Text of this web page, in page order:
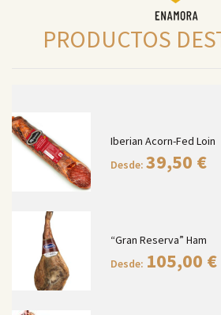
PRODUCTOS
Iberian Acorn-Fed Loin
Desde: 39,50 €
“Gran Reserva” Ham
Desde: 105,00 €